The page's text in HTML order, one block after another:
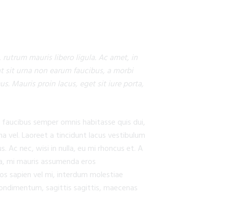
mauris libero ligula. Ac amet, in
urna non earum faucibus, a morbi
Mauris proin lacus, eget sit iure porta,
semper omnis habitasse quis dui,
vel. Laoreet a tincidunt lacus vestibulum
Ac nec, wisi in nulla, eu mi rhoncus et. A
mi mauris assumenda eros
sapien vel mi, interdum molestiae
sagittis sagittis, maecenas